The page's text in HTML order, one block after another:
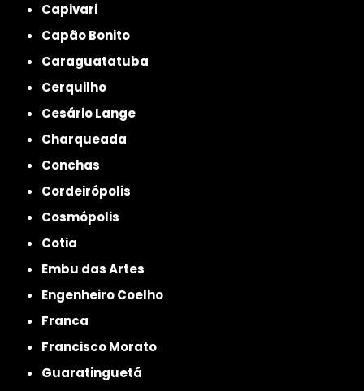
Capivari
Capão Bonito
Caraguatatuba
Cerquilho
Cesário Lange
Charqueada
Conchas
Cordeirópolis
Cosmópolis
Cotia
Embu das Artes
Engenheiro Coelho
Franca
Francisco Morato
Guaratinguetá